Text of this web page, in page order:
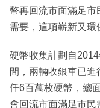
幣再回流市面滿足市
需要，這項嶄新又環
硬幣收集計劃自
間，兩輛收銀車已
仟6百萬枚硬幣，總
會回流市面滿足市民